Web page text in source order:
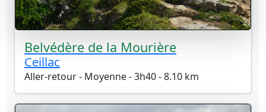
Belvédère de la Mourière
Ceillac
Aller-retour - Moyenne - 3h40 - 8.10 km